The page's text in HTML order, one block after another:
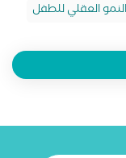
العقلي للطفل